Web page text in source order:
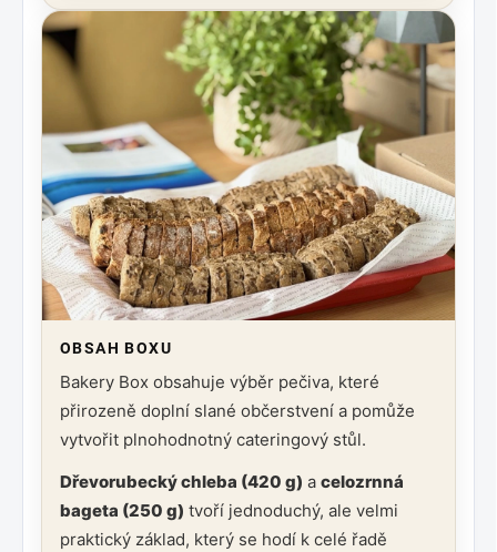
OBSAH BOXU
Bakery Box obsahuje výběr pečiva, které
přirozeně doplní slané občerstvení a pomůže
vytvořit plnohodnotný cateringový stůl.
Dřevorubecký chleba (420 g) a celozrnná
bageta (250 g) tvoří jednoduchý, ale velmi
praktický základ, který se hodí k celé řadě